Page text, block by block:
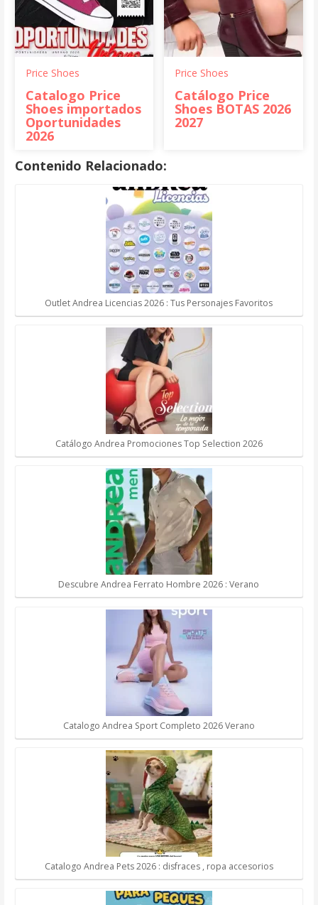
Price Shoes
Catalogo Price
Shoes importados
Oportunidades
2026
Price Shoes
Catálogo Price
Shoes BOTAS 2026
2027
Contenido Relacionado:
Outlet Andrea Licencias 2026 : Tus Personajes Favoritos
Catálogo Andrea Promociones Top Selection 2026
Descubre Andrea Ferrato Hombre 2026 : Verano
Catalogo Andrea Sport Completo 2026 Verano
Catalogo Andrea Pets 2026 : disfraces , ropa accesorios